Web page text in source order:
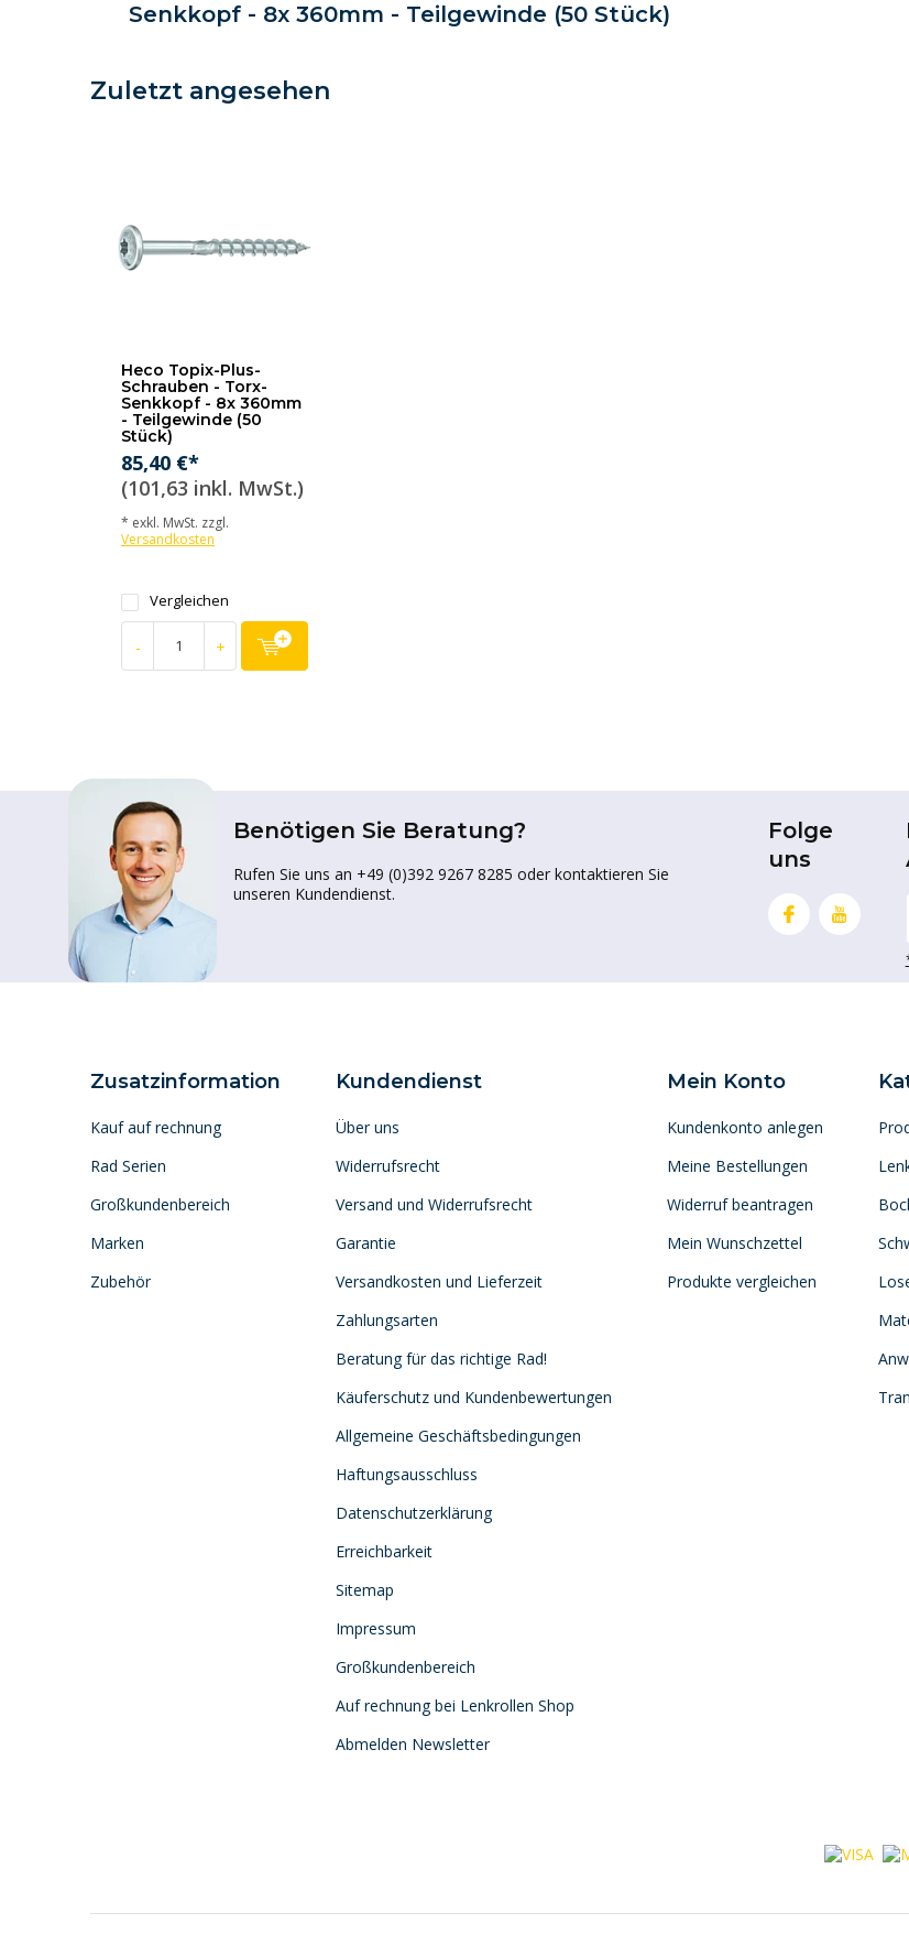
Senkkopf - 8x 360mm - Teilgewinde (50 Stück)
Zuletzt angesehen
Heco Topix-Plus-
Schrauben - Torx-
Senkkopf - 8x 360mm
- Teilgewinde (50
Stück)
85,40 €*
(101,63 inkl. MwSt.)
* exkl. MwSt. zzgl.
Versandkosten
Vergleichen
- +
Benötigen Sie Beratung?
Rufen Sie uns an +49 (0)392 9267 8285 oder kontaktieren Sie
unseren Kundendienst.
Folge
uns
Zusatzinformation
Kauf auf rechnung
Rad Serien
Großkundenbereich
Marken
Zubehör
Kundendienst
Über uns
Widerrufsrecht
Versand und Widerrufsrecht
Garantie
Versandkosten und Lieferzeit
Zahlungsarten
Beratung für das richtige Rad!
Käuferschutz und Kundenbewertungen
Allgemeine Geschäftsbedingungen
Haftungsausschluss
Datenschutzerklärung
Erreichbarkeit
Sitemap
Impressum
Großkundenbereich
Auf rechnung bei Lenkrollen Shop
Abmelden Newsletter
Mein Konto
Kundenkonto anlegen
Meine Bestellungen
Widerruf beantragen
Mein Wunschzettel
Produkte vergleichen